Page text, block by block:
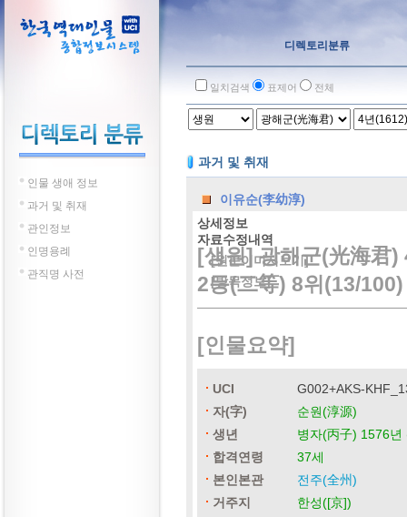
인물 생애 정보
과거 및 취재
관인정보
인명용례
관직명 사전
디렉토리분류
일치검색 표제어 전체
과거 및 취재
이유순(李幼淳)
상세정보
자료수정내역
[원문이미지보기]
[방목정보]
[생원] 광해군(光海君)
2등(二等) 8위(13/100)
[인물요약]
UCI
G002+AKS-
자(字)
순원(淳源)
생년
병자(丙子) 1576년
합격연령
37세
본인본관
전주(全州)
거주지
한성([京])